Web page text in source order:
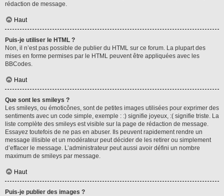
rédaction de message.
Haut
Puis-je utiliser le HTML ?
Non, il n’est pas possible de publier du HTML sur ce forum. La plupart des
mises en forme permises par le HTML peuvent être appliquées avec les
BBCodes.
Haut
Que sont les smileys ?
Les smileys, ou émoticônes, sont de petites images utilisées pour exprimer des
sentiments avec un code simple, exemple : :) signifie joyeux, :( signifie triste. La
liste complète des smileys est visible sur la page de rédaction de message.
Essayez toutefois de ne pas en abuser. Ils peuvent rapidement rendre un
message illisible et un modérateur peut décider de les retirer ou simplement
d’effacer le message. L’administrateur peut aussi avoir défini un nombre
maximum de smileys par message.
Haut
Puis-je publier des images ?